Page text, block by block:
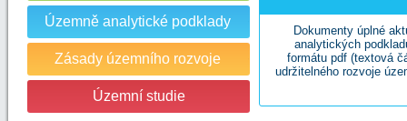
Územně analytické podklady
Zásady územního rozvoje
Územní studie
Dokumenty úplné
analytických
formátu pdf (textová
udržitelného rozvoje